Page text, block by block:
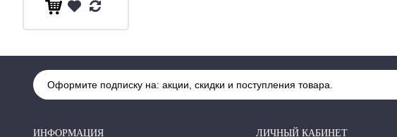
Оформите подписку на: акции, скидки и поступления товара.
ИНФОРМАЦИЯ ЛИЧНЫЙ КАБИНЕТ